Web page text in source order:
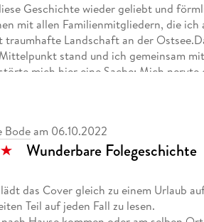
Geschichte wieder geliebt und
mit allen Familienmitgliedern, die
traumhafte Landschaft an der
stand und ich gemeinsam
mich hier eine Sache: Mich
mich aber extrem an der
Emma mit und hatte ehrlich gesagt
es nicht gut ausgehen kann. Wie es
schon selbst erlesen.Doch einen
den Verlag geht, statt an die Autorin,
Bodeam 06.10.2022
Wunderbare Folegeschichte
das Cover gleich zu einem Urlaub
Teil auf jeden Fall zu lesen.